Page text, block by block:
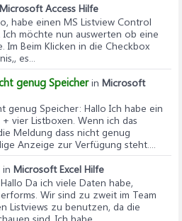
Microsoft Access Hilfe
habe einen MS Listview Control
möchte nun auswerten ob eine
Im Beim Klicken in die Checkbox
es...
genug Speicherin Microsoft
genug Speicher: Hallo Ich habe ein
vier Listboxen. Wenn ich das
Meldung dass nicht genug
Anzeige zur Verfügung steht....
in Microsoft Excel Hilfe
Da ich viele Daten habe,
Wir sind zu zweit im Team
Listviews zu benutzen, da die